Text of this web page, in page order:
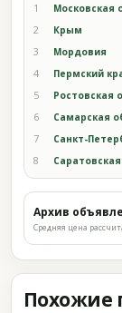
1 Московская
2 Крым
3 Мордовия
4 Пермский
5 Ростовская
6 Самарская
7 Санкт-
8
Архив
Средняя цена
Похожие